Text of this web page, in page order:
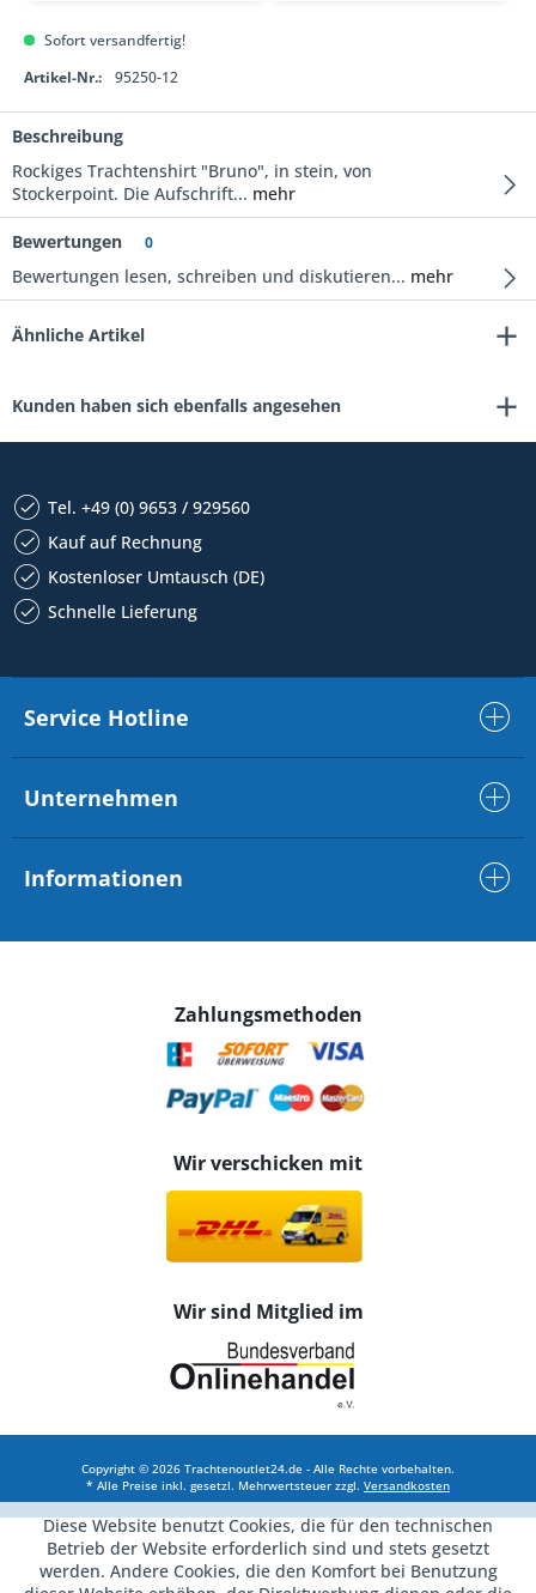
Sofort versandfertig!
Artikel-Nr.:
95250-12
Beschreibung
Rockiges Trachtenshirt "Bruno", in stein, von
Stockerpoint. Die Aufschrift... mehr
Bewertungen 0
Bewertungen lesen, schreiben und diskutieren... mehr
Ähnliche Artikel
Kunden haben sich ebenfalls angesehen
Tel. +49 (0) 9653 / 929560
Kauf auf Rechnung
Kostenloser Umtausch (DE)
Schnelle Lieferung
Service Hotline
Unternehmen
Informationen
Zahlungsmethoden
Wir verschicken mit
Wir sind Mitglied im
Copyright © 2026 Trachtenoutlet24.de - Alle Rechte vorbehalten.
* Alle Preise inkl. gesetzl. Mehrwertsteuer zzgl. Versandkosten
Diese Website benutzt Cookies, die für den technischen
Betrieb der Website erforderlich sind und stets gesetzt
werden. Andere Cookies, die den Komfort bei Benutzung